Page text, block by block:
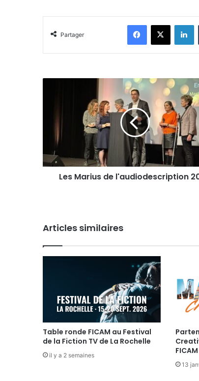
Partager
Facebook
X
l'audiodescription
2023
Les Marius de l'audiodescription
Articles similaires
Table ronde FICAM au Festival
de la Fiction TV de La Rochelle
il y a 2 semaines
FICAM
13